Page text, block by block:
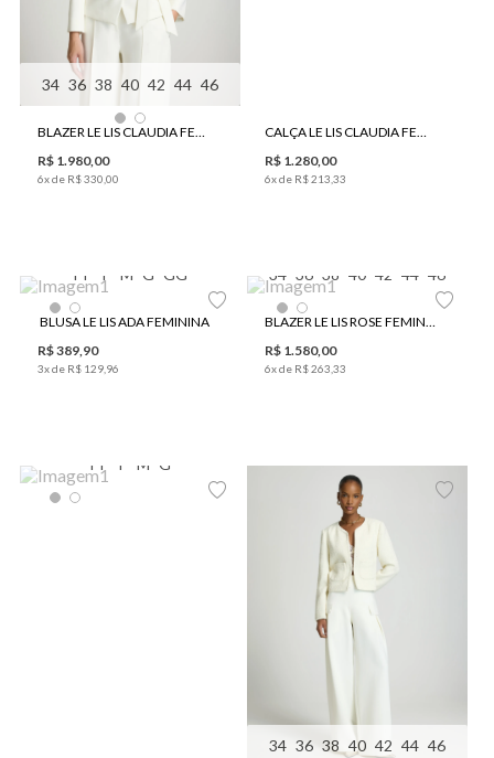
34 36 38 40 42 44 46
BLAZER LE LIS CLAUDIA FEMININO
R$ 1.980, 00
6x de R$330 00
CALÇA LE LIS CLAUDIA FEMININA
R$ 1.280, 00
6x de R$213 33
PP P M G GG
BLUSA LE LIS ADA FEMININA
R$389 90
3x de R$ 129 96
34 36 38 40 42 44 46
BLAZER LE LIS ROSE FEMININO
R$ 1.580, 00
6x de R$263 33
PP P M G
34 36 38 40 42 44 46